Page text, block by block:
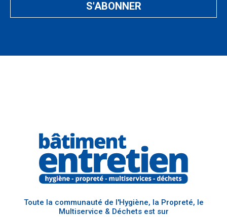
Toute la communauté de l'Hygiène, la Propreté, le
Multiservice & Déchets est sur